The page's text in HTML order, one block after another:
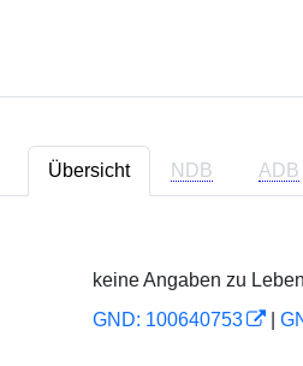
Übersicht NDB ADB
keine Angaben zu
GND: 100640753